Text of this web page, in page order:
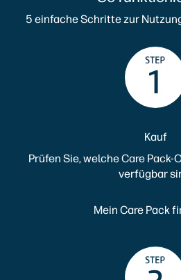
5 einfache Schritte zur
Kauf
Prüfen Sie, welche Care
verfügbar
Mein Care Pack